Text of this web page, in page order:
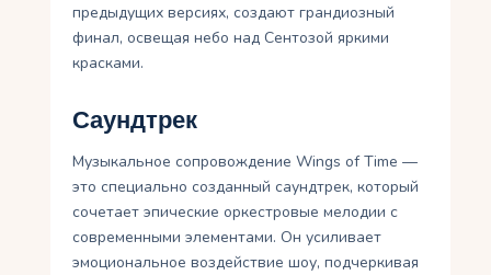
предыдущих версиях, создают грандиозный
финал, освещая небо над Сентозой яркими
красками.
Саундтрек
Музыкальное сопровождение Wings of Time —
это специально созданный саундтрек, который
сочетает эпические оркестровые мелодии с
современными элементами. Он усиливает
эмоциональное воздействие шоу, подчеркивая